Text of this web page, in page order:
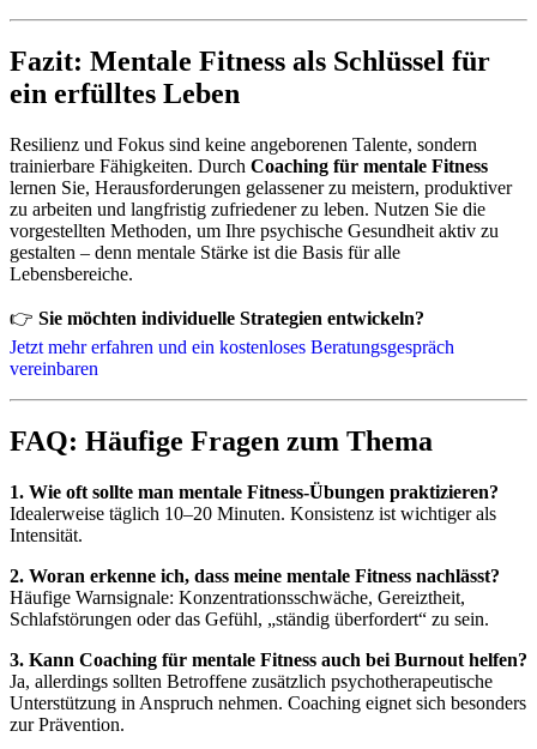
Fazit: Mentale Fitness als Schlüssel für
ein erfülltes Leben
Resilienz und Fokus sind keine angeborenen Talente, sondern
trainierbare Fähigkeiten. Durch Coaching für mentale Fitness
lernen Sie, Herausforderungen gelassener zu meistern, produktiver
zu arbeiten und langfristig zufriedener zu leben. Nutzen Sie die
vorgestellten Methoden, um Ihre psychische Gesundheit aktiv zu
gestalten – denn mentale Stärke ist die Basis für alle
Lebensbereiche.
👉 Sie möchten individuelle Strategien entwickeln?
Jetzt mehr erfahren und ein kostenloses Beratungsgespräch
vereinbaren
FAQ: Häufige Fragen zum Thema
1. Wie oft sollte man mentale Fitness-Übungen praktizieren?
Idealerweise täglich 10–20 Minuten. Konsistenz ist wichtiger als
Intensität.
2. Woran erkenne ich, dass meine mentale Fitness nachlässt?
Häufige Warnsignale: Konzentrationsschwäche, Gereiztheit,
Schlafstörungen oder das Gefühl, „ständig überfordert“ zu sein.
3. Kann Coaching für mentale Fitness auch bei Burnout helfen?
Ja, allerdings sollten Betroffene zusätzlich psychotherapeutische
Unterstützung in Anspruch nehmen. Coaching eignet sich besonders
zur Prävention.